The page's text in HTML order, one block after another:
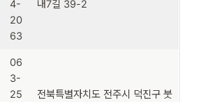
4-
20
63
내7길 39-2
06
3-
25
전북특별자치도 전주시 덕진구 붓